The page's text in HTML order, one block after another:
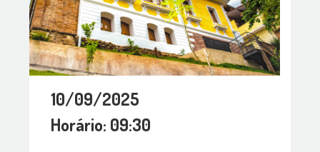
10/09/2025
Horário: 09:30